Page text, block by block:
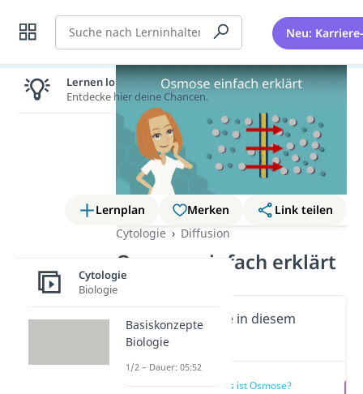
Suche Neu:
Lernplan Merken
Link teilen
Cytologie
Diffusion
Osmose einfach erklärt
Wichtige Inhalte in diesem
Video
Was ist Osmose?
Lernen lohnt sich!
Entdecke hier deine Chancen.
Cytologie
Biologie
Basiskonzepte
Biologie
1/2 – Dauer: 05:52